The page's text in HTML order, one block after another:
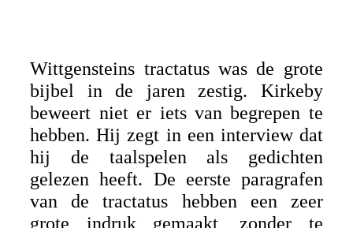
Wittgensteins tractatus was de grote
bijbel in de jaren zestig. Kirkeby
beweert niet er iets van begrepen te
hebben. Hij zegt in een interview dat
hij de taalspelen als gedichten
gelezen heeft. De eerste paragrafen
van de tractatus hebben een zeer
grote indruk gemaakt, zonder te